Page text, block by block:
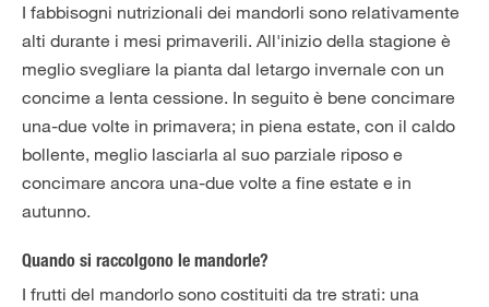
I fabbisogni nutrizionali dei mandorli sono relativamente
alti durante i mesi primaverili. All'inizio della stagione è
meglio svegliare la pianta dal letargo invernale con un
concime a lenta cessione. In seguito è bene concimare
una-due volte in primavera; in piena estate, con il caldo
bollente, meglio lasciarla al suo parziale riposo e
concimare ancora una-due volte a fine estate e in
autunno.
Quando si raccolgono le mandorle?
I frutti del mandorlo sono costituiti da tre strati: una